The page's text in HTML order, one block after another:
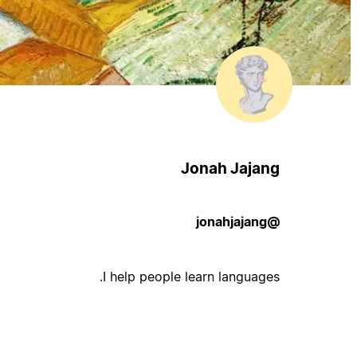
Jonah Jajang
@jonahjajang
I help people learn languages.